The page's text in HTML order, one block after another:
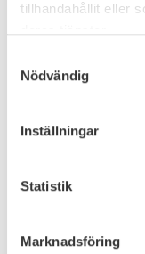
tillhandahållit eller
Nödvändig
Inställningar
Statistik
Marknadsföring
SULF i medierna
8 juli
”Ett
Jacob Adamowicz,
SULF i medierna
Fullsatt